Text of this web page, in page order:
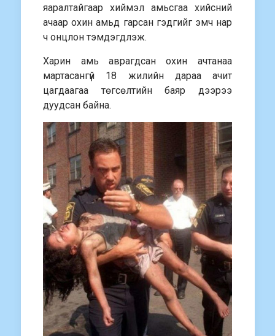
яаралтайгаар хиймэл амьсгаа хийсний
ачаар охин амьд гарсан гэдгийг эмч нар
ч онцлон тэмдэгдлэж.
Харин амь аврагдсан охин ачтанаа
мартасангүй 18 жилийн дараа ачит
цагдаагаа төгсөлтийн баяр дээрээ
дуудсан байна.